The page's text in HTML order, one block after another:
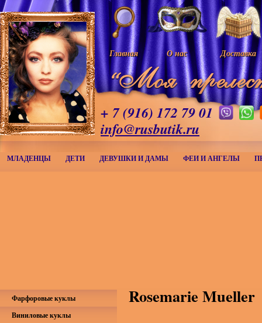
Главная О нас Доставка
+ 7 (916) 172 79 01
info@rusbutik.ru
МЛАДЕНЦЫ ДЕТИ ДЕВУШКИ И ДАМЫ ФЕИ И АНГЕЛЫ
Rosemarie Mueller
Фарфоровые куклы
Виниловые куклы